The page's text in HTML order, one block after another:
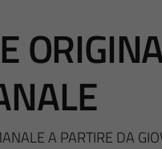
A PARTIRE DA